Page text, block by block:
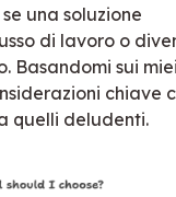
una soluzione
di lavoro o
Basandomi sui
chiave
quelli deludenti.